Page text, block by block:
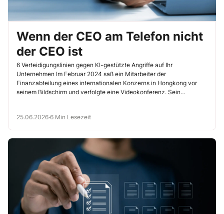
Wenn der CEO am Telefon nicht
der CEO ist
6 Verteidigungslinien gegen KI-gestützte Angriffe auf Ihr
Unternehmen Im Februar 2024 saß ein Mitarbeiter der
Finanzabteilung eines internationalen Konzerns in Hongkong vor
seinem Bildschirm und verfolgte eine Videokonferenz. Sein
25.06.2026·6 Min Lesezeit